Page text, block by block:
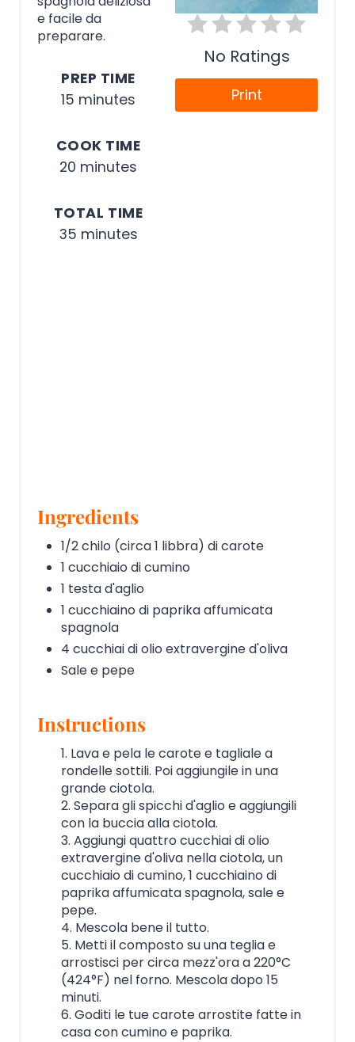
No Ratings
Print
e facile da
preparare.
PREP TIME
15 minutes
COOK TIME
20 minutes
TOTAL TIME
35 minutes
Ingredients
1/2 chilo (circa 1 libbra) di carote
1 cucchiaio di cumino
1 testa d'aglio
1 cucchiaino di paprika affumicata
spagnola
4 cucchiai di olio extravergine d'oliva
Sale e pepe
Instructions
1. Lava e pela le carote e tagliale a
rondelle sottili. Poi aggiungile in una
grande ciotola.
2. Separa gli spicchi d'aglio e aggiungili
con la buccia alla ciotola.
3. Aggiungi quattro cucchiai di olio
extravergine d'oliva nella ciotola, un
cucchiaio di cumino, 1 cucchiaino di
paprika affumicata spagnola, sale e
pepe.
4. Mescola bene il tutto.
5. Metti il composto su una teglia e
arrostisci per circa mezz'ora a 220°C
(424°F) nel forno. Mescola dopo 15
minuti.
6. Goditi le tue carote arrostite fatte in
casa con cumino e paprika.